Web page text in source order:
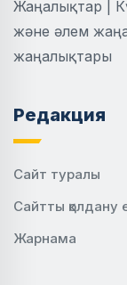
Жаңалықтар |
және әлем
жаңалықтары
Редакция
Сайт туралы
Сайтты қолдану
Жарнама